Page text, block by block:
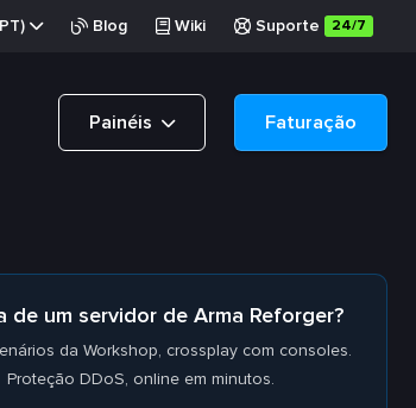
Blog Wiki Suporte 24/7
Painéis Faturação
de um servidor de Arma Reforger?
da Workshop, crossplay com consoles.
Proteção DDoS, online em minutos.